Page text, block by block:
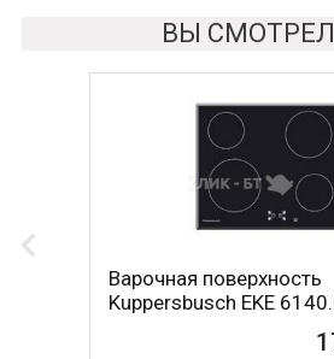
ВЫ
Варочная поверхность
Kuppersbusch EKE